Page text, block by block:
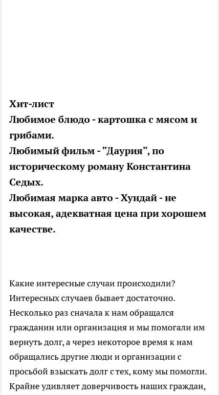
Хит-лист
Любимое блюдо - картошка с мясом и
грибами.
Любимый фильм - "Даурия", по
историческому роману Константина
Седых.
Любимая марка авто - Хундай - не
высокая, адекватная цена при хорошем
качестве.
Какие интересные случаи происходили?
Интересных случаев бывает достаточно.
Несколько раз сначала к нам обращался
гражданин или организация и мы помогали им
вернуть долг, а через некоторое время к нам
обращались другие люди и организации с
просьбой взыскать долг с тех, кому мы помогли.
Крайне удивляет доверчивость наших граждан,